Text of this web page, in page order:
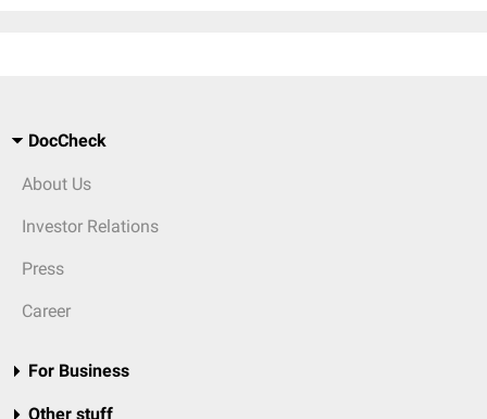
DocCheck
About Us
Investor Relations
Press
Career
For Business
Other stuff